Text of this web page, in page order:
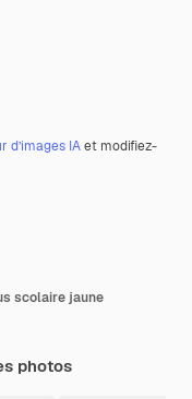
d’images IAet modifiez-
scolaire jaune
photos